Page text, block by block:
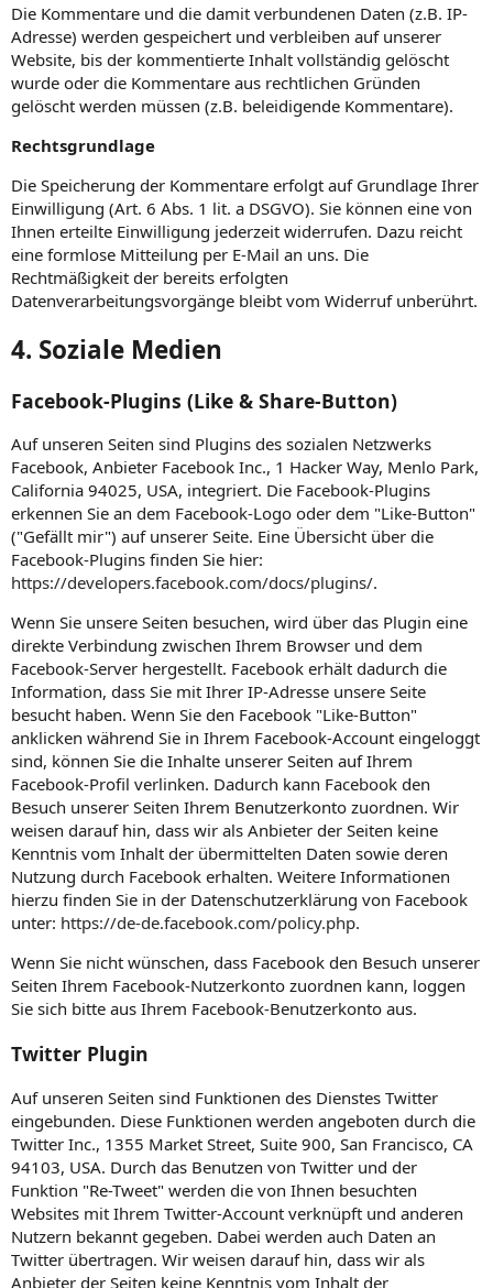
Die Kommentare und die damit verbundenen Daten (z.B. IP-
Adresse) werden gespeichert und verbleiben auf unserer
Website, bis der kommentierte Inhalt vollständig gelöscht
wurde oder die Kommentare aus rechtlichen Gründen
gelöscht werden müssen (z.B. beleidigende Kommentare).
Rechtsgrundlage
Die Speicherung der Kommentare erfolgt auf Grundlage Ihrer
Einwilligung (Art. 6 Abs. 1 lit. a DSGVO). Sie können eine von
Ihnen erteilte Einwilligung jederzeit widerrufen. Dazu reicht
eine formlose Mitteilung per E-Mail an uns. Die
Rechtmäßigkeit der bereits erfolgten
Datenverarbeitungsvorgänge bleibt vom Widerruf unberührt.
4. Soziale Medien
Facebook-Plugins (Like & Share-Button)
Auf unseren Seiten sind Plugins des sozialen Netzwerks
Facebook, Anbieter Facebook Inc., 1 Hacker Way, Menlo Park,
California 94025, USA, integriert. Die Facebook-Plugins
erkennen Sie an dem Facebook-Logo oder dem "Like-Button"
("Gefällt mir") auf unserer Seite. Eine Übersicht über die
Facebook-Plugins finden Sie hier:
https://developers.facebook.com/docs/plugins/.
Wenn Sie unsere Seiten besuchen, wird über das Plugin eine
direkte Verbindung zwischen Ihrem Browser und dem
Facebook-Server hergestellt. Facebook erhält dadurch die
Information, dass Sie mit Ihrer IP-Adresse unsere Seite
besucht haben. Wenn Sie den Facebook "Like-Button"
anklicken während Sie in Ihrem Facebook-Account eingeloggt
sind, können Sie die Inhalte unserer Seiten auf Ihrem
Facebook-Profil verlinken. Dadurch kann Facebook den
Besuch unserer Seiten Ihrem Benutzerkonto zuordnen. Wir
weisen darauf hin, dass wir als Anbieter der Seiten keine
Kenntnis vom Inhalt der übermittelten Daten sowie deren
Nutzung durch Facebook erhalten. Weitere Informationen
hierzu finden Sie in der Datenschutzerklärung von Facebook
unter: https://de-de.facebook.com/policy.php.
Wenn Sie nicht wünschen, dass Facebook den Besuch unserer
Seiten Ihrem Facebook-Nutzerkonto zuordnen kann, loggen
Sie sich bitte aus Ihrem Facebook-Benutzerkonto aus.
Twitter Plugin
Auf unseren Seiten sind Funktionen des Dienstes Twitter
eingebunden. Diese Funktionen werden angeboten durch die
Twitter Inc., 1355 Market Street, Suite 900, San Francisco, CA
94103, USA. Durch das Benutzen von Twitter und der
Funktion "Re-Tweet" werden die von Ihnen besuchten
Websites mit Ihrem Twitter-Account verknüpft und anderen
Nutzern bekannt gegeben. Dabei werden auch Daten an
Twitter übertragen. Wir weisen darauf hin, dass wir als
Anbieter der Seiten keine Kenntnis vom Inhalt der